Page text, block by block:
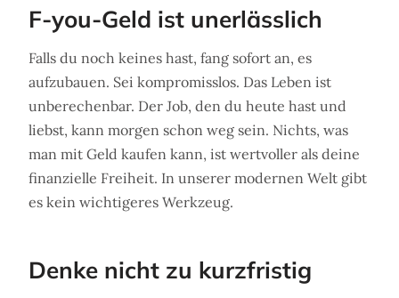
F-you-Geld ist unerlässlich
Falls du noch keines hast, fang sofort an, es
aufzubauen. Sei kompromisslos. Das Leben ist
unberechenbar. Der Job, den du heute hast und
liebst, kann morgen schon weg sein. Nichts, was
man mit Geld kaufen kann, ist wertvoller als deine
finanzielle Freiheit. In unserer modernen Welt gibt
es kein wichtigeres Werkzeug.
Denke nicht zu kurzfristig